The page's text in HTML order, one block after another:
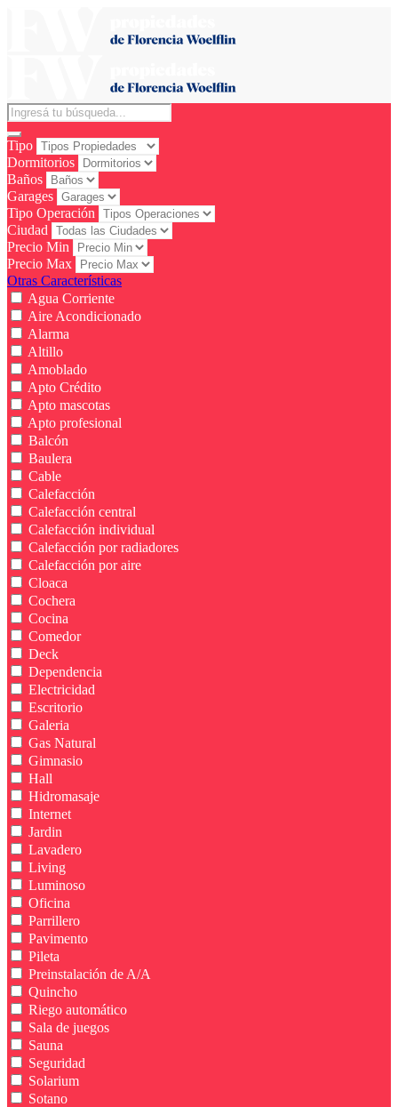
Tipo
Dormitorios
Baños
Garages
Tipo Operación
Ciudad
Precio Min
Precio Max
Otras Características
Agua Corriente
Aire Acondicionado
Alarma
Altillo
Amoblado
Apto Crédito
Apto mascotas
Apto profesional
Balcón
Baulera
Cable
Calefacción
Calefacción central
Calefacción individual
Calefacción por radiadores
Calefacción por aire
Cloaca
Cochera
Cocina
Comedor
Deck
Dependencia
Electricidad
Escritorio
Galeria
Gas Natural
Gimnasio
Hall
Hidromasaje
Internet
Jardin
Lavadero
Living
Luminoso
Oficina
Parrillero
Pavimento
Pileta
Preinstalación de A/A
Quincho
Riego automático
Sala de juegos
Sauna
Seguridad
Solarium
Sotano